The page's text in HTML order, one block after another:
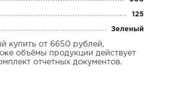
125
Зеленый
купить от 6650 рублей,
объёмы продукции действует
отчетных документов.